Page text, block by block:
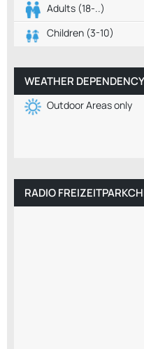
Adults (18-..)
Children (3-10)
WEATHER DEPENDENCY
Outdoor Areas only
RADIO